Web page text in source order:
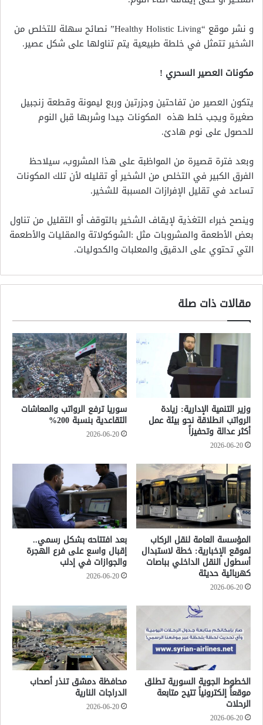
و نشر موقع “Healthy Holistic Living” نصائح سهلة للتخلص من
الشخير تتمثل في خلطة طبيعية يتم تناولها على شكل عصير.
مكونات العصير السحري !
يتكون العصير من تفاحتين وجزرتين وربع ليمونة وقطعة زنجبيل
صغيرة ويجب خلط هذه المكونات جيدا وشربها قبل النوم
للحصول على نوم هادئ.
وبعد فترة قصيرة من المواظبة على هذا المشروب، سيلاحظ
الفرق الكبير في التخلص من الشخير أو تقليله لأن تلك المكونات
تساعد في تقليل الإفرازات المسببة للشخير.
وينصح خبراء التغذية لإيقاف الشخير بالتوقف أو التقليل من تناول
بعض الأطعمة والمشروبات مثل :الشوكولاتة والمقليات والأطعمة
التي تحتوي على الدقيق والمعلبات والكحوليات.
مقالات ذات صلة
وزير التنمية الإدارية: زيادة
الرواتب انطلاقة نحو بيئة عمل
أكثر عدالة وتحفيزاً
2026-06-20
سوريا ترفع الرواتب والمعاشات
التقاعدية بنسبة 200%
2026-06-20
المؤسسة العامة لنقل الركاب
لموقع الإخبارية: خطة لاستبدال
أسطول النقل الداخلي بباصات
كهربائية حديثة
2026-06-20
بعد افتتاحه بشكل رسمي..
إقبال واسع على فرع الهجرة
والجوازات في إدلب
2026-06-20
الخطوط الجوية السورية تطلق
موقعاً إلكترونياً تتيح متابعة
الرحلات
2026-06-20
محافظة دمشق تنذر أصحاب
الدراجات النارية
2026-06-20